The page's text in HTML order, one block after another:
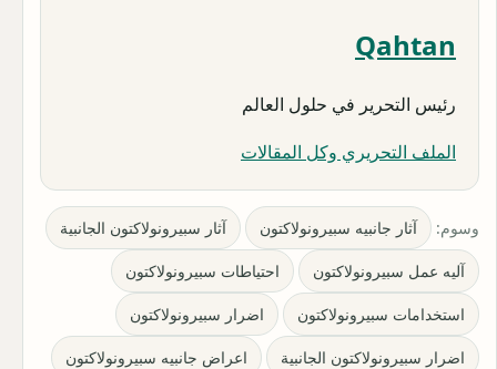
Qahtan
رئيس التحرير في حلول العالم
الملف التحريري وكل المقالات
وسوم: آثار جانبيه سبيرونولاكتون آثار سبيرونولاكتون الجانبية
آليه عمل سبيرونولاكتون احتياطات سبيرونولاكتون
استخدامات سبيرونولاكتون اضرار سبيرونولاكتون
اضرار سبيرونولاكتون الجانبية اعراض جانبيه سبيرونولاكتون